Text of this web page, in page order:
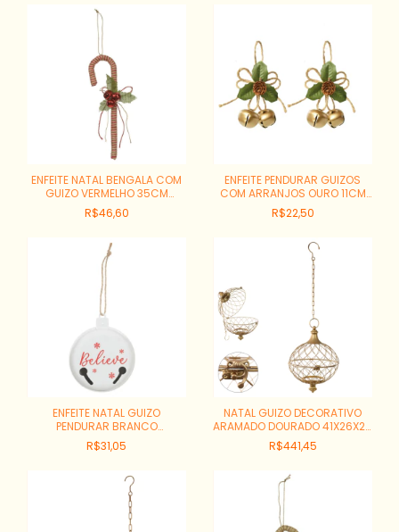
ENFEITE NATAL BENGALA COM
GUIZO VERMELHO 35CM
REF:51827001
R$46,60
ENFEITE PENDURAR GUIZOS
COM ARRANJOS OURO 11CM
JOGO 2 PECAS REF:1046127
R$22,50
ENFEITE NATAL GUIZO
PENDURAR BRANCO
REF:49882002
R$31,05
NATAL GUIZO DECORATIVO
ARAMADO DOURADO 41X26X26
CM REF:57036001
R$441,45